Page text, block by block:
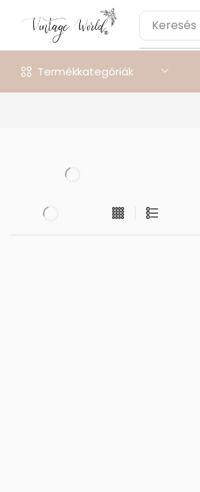
Keresés
Termékkategóriák